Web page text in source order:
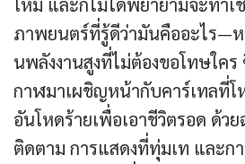
ใหม่ และก็ไม่ได้พยายามจะทำ
ภาพยนตร์ที่รู้ดีว่ามันคืออะไร—
นพลังงานสูงที่ไม่ต้องขอโทษใค
กาฬมาเผชิญหน้ากับคาร์เทลที่โ
อันโหดร้ายเพื่อเอาชีวิตรอด ด้ว
ติดตาม การแสดงที่ทุ่มเท และกา